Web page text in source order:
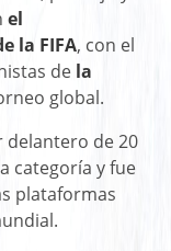
el
la FIFA, con el
de la
global.
de 20
categoría y fue
plataformas